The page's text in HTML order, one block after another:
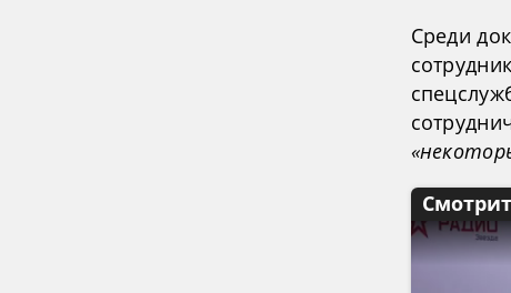
Среди